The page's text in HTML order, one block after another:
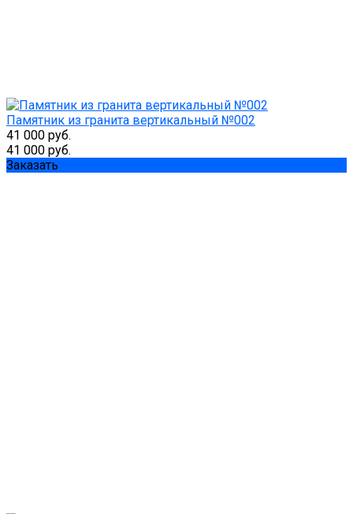
Памятник из гранита вертикальный №002
41 000 руб.
41 000 руб.
Заказать